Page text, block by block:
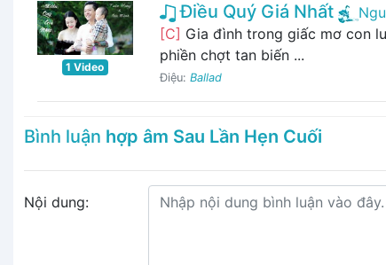
1 Video
Điều Quý Giá Nhất
[C] Gia đình trong giấc mơ con
phiền chợt tan biến ...
Điệu: Ballad
Bình luận hợp âm Sau Lần Hẹn Cuối
Nội dung: